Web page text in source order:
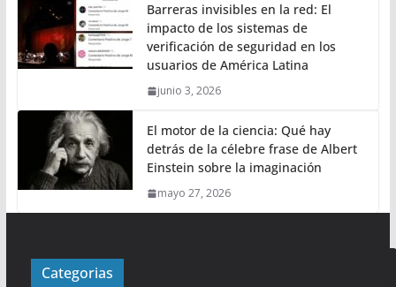
Barreras invisibles en la red: El
impacto de los sistemas de
verificación de seguridad en los
usuarios de América Latina
junio 3, 2026
El motor de la ciencia: Qué hay
detrás de la célebre frase de Albert
Einstein sobre la imaginación
mayo 27, 2026
Categorias